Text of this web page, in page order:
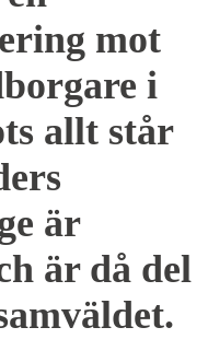
mot
i
allt står
är
är då del